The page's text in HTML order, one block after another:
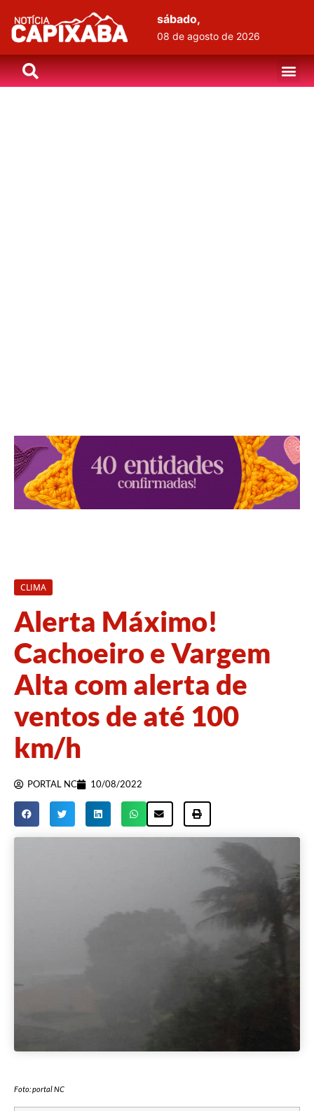
sábado,
08 de agosto de 2026
CLIMA
Alerta Máximo!
Cachoeiro e Vargem
Alta com alerta de
ventos de até 100
km/h
PORTAL NC 10/08/2022
Foto: portal NC